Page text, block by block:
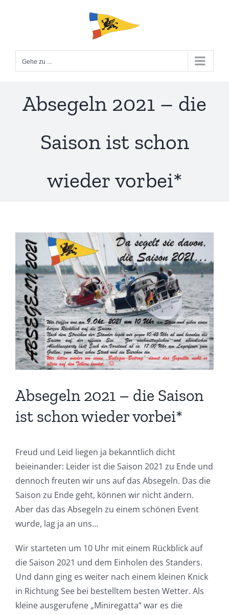
Gehe zu ...
Absegeln 2021 – die
Saison ist schon
wieder vorbei*
Zeige
grösseres
Bild
Absegeln 2021 – die Saison
ist schon wieder vorbei*
Freud und Leid liegen ja bekanntlich dicht
beieinander: Leider ist die Saison 2021 zu Ende und
dennoch freuten wir uns auf das Absegeln. Das die
Saison zu Ende geht, können wir nicht ändern.
Aber das das Absegeln zu einem schönen Event
wurde, lag ja an uns…
Wir starteten um 10 Uhr mit einem Rückblick auf
die Saison 2021 und dem Einholen des Standers.
Und dann ging es weiter nach einem kleinen Knick
in Richtung See bei bestelltem besten Wetter. Als
kleine ausgerufene „Miniregatta“ war es die